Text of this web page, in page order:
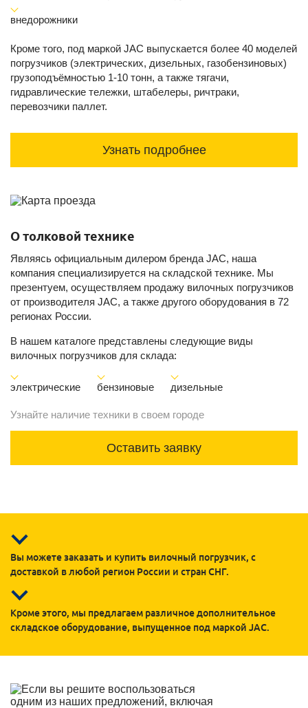
внедорожники
Кроме того, под маркой JAC выпускается более 40 моделей
погрузчиков (электрических, дизельных, газобензиновых)
грузоподъёмностью 1-10 тонн, а также тягачи,
гидравлические тележки, штабелеры, ричтраки,
перевозчики паллет.
Узнать подробнее
О толковой технике
Являясь официальным дилером бренда JAC, наша
компания специализируется на складской технике. Мы
презентуем, осуществляем продажу вилочных погрузчиков
от производителя JAC, а также другого оборудования в 72
регионах России.
В нашем каталоге представлены следующие виды
вилочных погрузчиков для склада:
электрические бензиновые дизельные
Узнайте наличие техники в своем городе
Оставить заявку
Вы можете заказать и купить вилочный погрузчик, с
доставкой в любой регион России и стран СНГ.
Кроме этого, мы предлагаем различное дополнительное
складское оборудование, выпущенное под маркой JAC.